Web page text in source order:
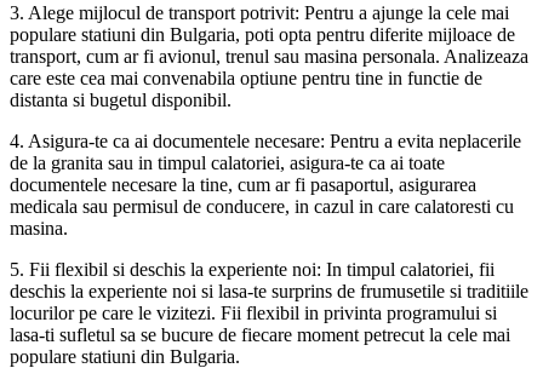
3. Alege mijlocul de transport potrivit: Pentru a ajunge la cele mai
populare statiuni din Bulgaria, poti opta pentru diferite mijloace de
transport, cum ar fi avionul, trenul sau masina personala. Analizeaza
care este cea mai convenabila optiune pentru tine in functie de
distanta si bugetul disponibil.
4. Asigura-te ca ai documentele necesare: Pentru a evita neplacerile
de la granita sau in timpul calatoriei, asigura-te ca ai toate
documentele necesare la tine, cum ar fi pasaportul, asigurarea
medicala sau permisul de conducere, in cazul in care calatoresti cu
masina.
5. Fii flexibil si deschis la experiente noi: In timpul calatoriei, fii
deschis la experiente noi si lasa-te surprins de frumusetile si traditiile
locurilor pe care le vizitezi. Fii flexibil in privinta programului si
lasa-ti sufletul sa se bucure de fiecare moment petrecut la cele mai
populare statiuni din Bulgaria.